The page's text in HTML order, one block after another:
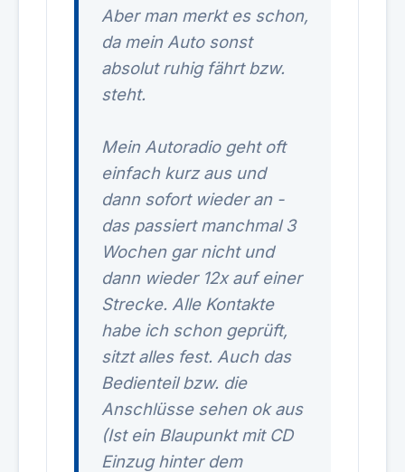
Aber man merkt es schon,
da mein Auto sonst
absolut ruhig fährt bzw.
steht.
Mein Autoradio geht oft
einfach kurz aus und
dann sofort wieder an -
das passiert manchmal 3
Wochen gar nicht und
dann wieder 12x auf einer
Strecke. Alle Kontakte
habe ich schon geprüft,
sitzt alles fest. Auch das
Bedienteil bzw. die
Anschlüsse sehen ok aus
(Ist ein Blaupunkt mit CD
Einzug hinter dem